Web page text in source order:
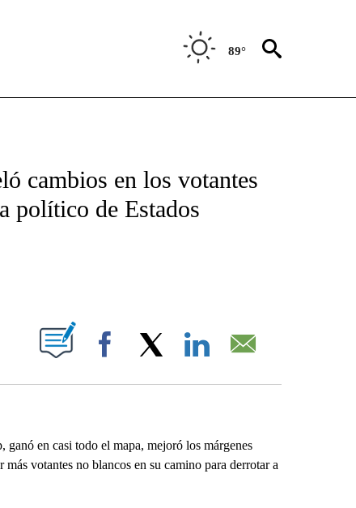
89°
ABOUT NEW PAGES ON "CNN - SPANISH".
cambios en los votantes
político de Estados
NEW PAGES ON "".
Facebook
en casi todo el mapa, mejoró los márgenes
votantes no blancos en su camino para derrotar a